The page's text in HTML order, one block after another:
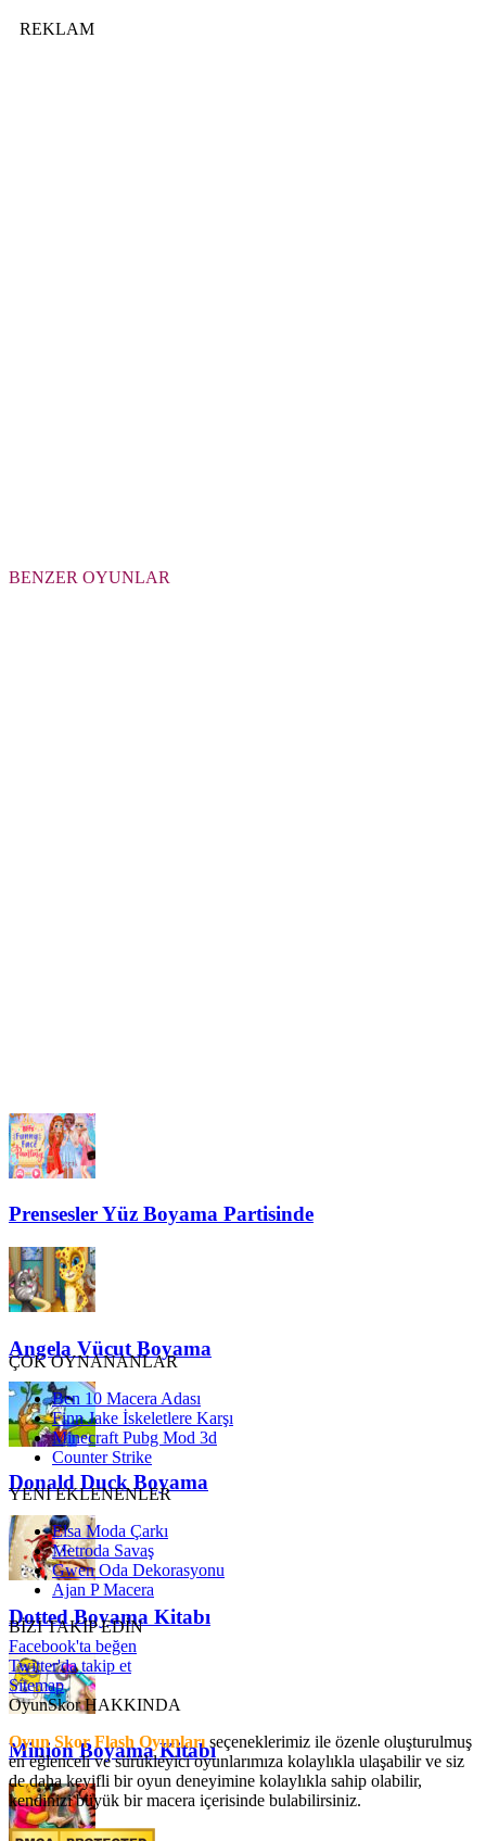
REKLAM
BENZER OYUNLAR
Prensesler Yüz Boyama Partisinde
Angela Vücut Boyama
Donald Duck Boyama
Dotted Boyama Kitabı
Minion Boyama Kitabı
ÇOK OYNANANLAR
Ben 10 Macera Adası
Finn Jake İskeletlere Karşı
Minecraft Pubg Mod 3d
Counter Strike
YENİ EKLENENLER
Elsa Moda Çarkı
Metroda Savaş
Gwen Oda Dekorasyonu
Ajan P Macera
BİZİ TAKİP EDİN
Facebook'ta beğen
Twitter'da takip et
Sitemap
OyunSkor HAKKINDA
Oyun Skor Flash Oyunları seçeneklerimiz ile özenle oluşturulmuş
en eğlenceli ve sürükleyici oyunlarımıza kolaylıkla ulaşabilir ve siz
de daha keyifli bir oyun deneyimine kolaylıkla sahip olabilir,
kendinizi büyük bir macera içerisinde bulabilirsiniz.